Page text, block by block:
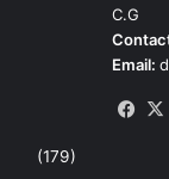
(179)
C.G
Email: